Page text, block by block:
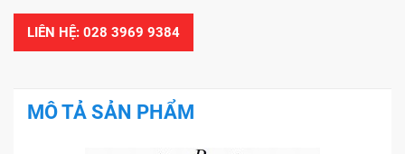
LIÊN HỆ: 028 3969 9384
MÔ TẢ SẢN PHẨM